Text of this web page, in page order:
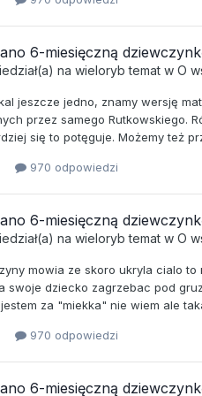
6-miesięczną
na wieloryb temat w O
jeszcze jedno, znamy wersję
przez samego Rutkowskiego.
się to potęguje. Możemy też
970 odpowiedzi
6-miesięczną
na wieloryb temat w O
mowia ze skoro ukryla cialo
swoje dziecko zagrzebac pod
za "miekka" nie wiem ale
970 odpowiedzi
6-miesięczną